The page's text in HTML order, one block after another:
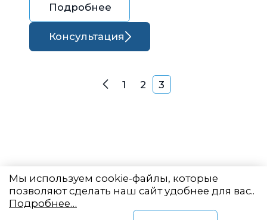
Подробнее
Консультация
Навигация по
Назад
1 2 3
Мы используем cookie-файлы, которые
позволяют сделать наш сайт удобнее для вас..
Подробнее…